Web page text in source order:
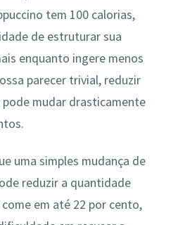
tem 100 calorias,
de estruturar sua
enquanto ingere menos
parecer trivial, reduzir
mudar drasticamente
uma simples mudança de
reduzir a quantidade
em até 22 por cento,